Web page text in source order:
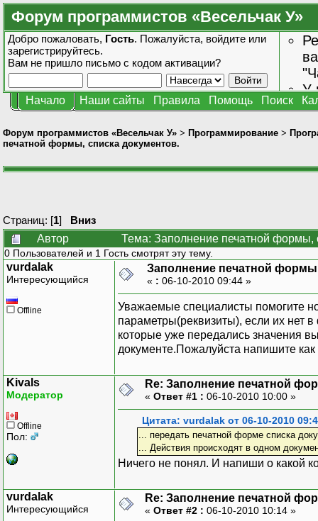
Форум программистов «Весельчак У»
Добро пожаловать, Гость. Пожалуйста, войдите или
зарегистрируйтесь.
Вам не пришло письмо с кодом активации?
У
Начало Наши сайты Правила Помощь Поиск
Форум программистов «Весельчак У» > Программирование >
печатной формы, списка документов.
Страниц: [1] Вниз
Автор
Тема: Заполнение печатной формы,
0 Пользователей и 1 Гость смотрят эту тему.
vurdalak
Интересующийся
Offline
Заполнение печатной
« : 06-10-2010 09:44 »
Уважаемые специалисты помогите
параметры(реквизиты), если их нет
которые уже передались значения
документе.Пожалуйста напишите как
Kivals
Модератор
Offline
Пол:
Re: Заполнение печатной
« Ответ #1 : 06-10-2010 10:00 »
Цитата: vurdalak от 06-10-2010
... передать печатной форме списка
... Действия происходят в одном
Ничего не понял. И напиши о какой
vurdalak
Интересующийся
Re: Заполнение печатной
« Ответ #2 : 06-10-2010 10:14 »